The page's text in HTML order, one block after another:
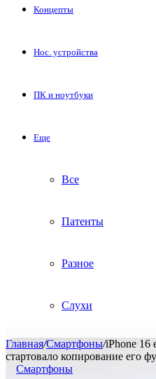
Концепты
Нос. устройства
ПК и ноутбуки
Еще
Все
Патенты
Разное
Слухи
Главная/Смартфоны/iPhone 16
стартовало копирование его
Смартфоны